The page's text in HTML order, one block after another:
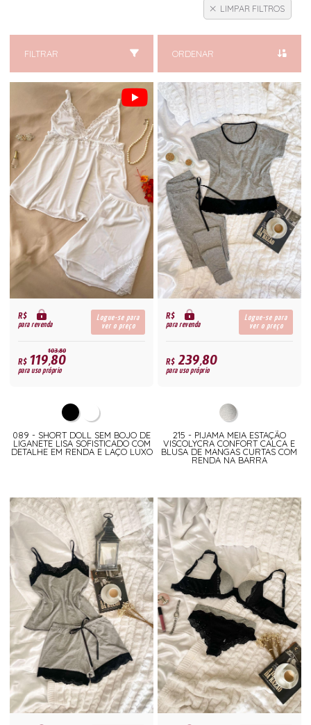
LIMPAR FILTROS
FILTRAR ORDENAR
R$
para revenda
Logue-se para
ver o preço
103,80
R$119,80
para uso próprio
089 - SHORT DOLL SEM BOJO DE
LIGANETE LISA SOFISTICADO COM
DETALHE EM RENDA E LAÇO LUXO
R$
para revenda
Logue-se para
ver o preço
R$239,80
para uso próprio
215 - PIJAMA MEIA ESTAÇÃO
VISCOLYCRA CONFORT CALCA E
BLUSA DE MANGAS CURTAS COM
RENDA NA BARRA